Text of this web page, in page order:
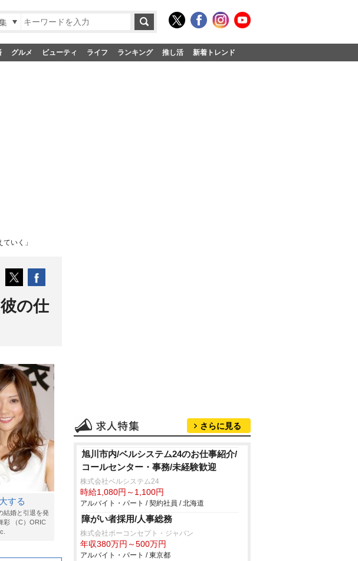
グルメ ビューティ ライフ ランキング 推し活 新着トレンド
いく」
の仕
する
結婚と引退を発
彩 （C）ORIC
さらに見る
旭川市内/ベルシステム24のお仕事紹介/
コールセンター・事務/未経験歓迎
株式会社ベルシステム24
時給1,080円～1,100円
アルバイト・パート / 契約社員 / 北海道
障がい者採用/人事総務
株式会社ボーコンセプト・ジャパン
年収380万円～500万円
アルバイト・パート / 東京都